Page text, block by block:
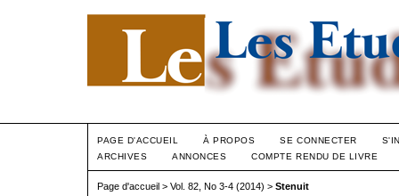
PAGE D'ACCUEIL À PROPOS SE CONNECTER
ARCHIVES
ANNONCES COMPTE RENDU DE LIVRE
Page d'accueil > Vol. 82, No 3-4 (2014) > Stenuit